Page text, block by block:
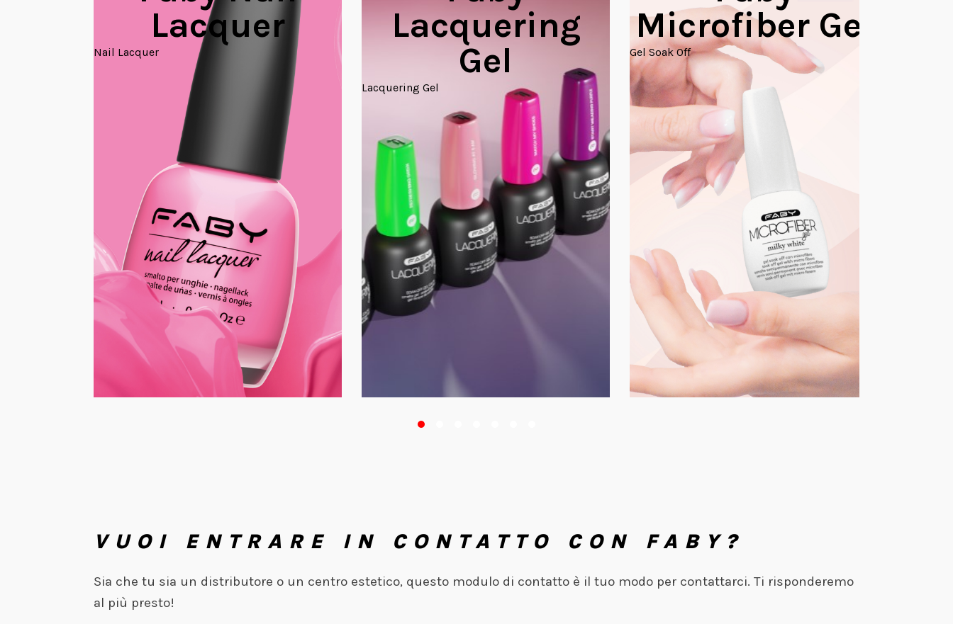
Lacquer
Nail Lacquer
Lacquering
Gel
Lacquering Gel
Microfiber Gel
Gel Soak Off
VUOI ENTRARE IN CONTATTO CON FABY?
Sia che tu sia un distributore o un centro estetico, questo modulo di contatto è il tuo modo per contattarci. Ti risponderemo
al più presto!